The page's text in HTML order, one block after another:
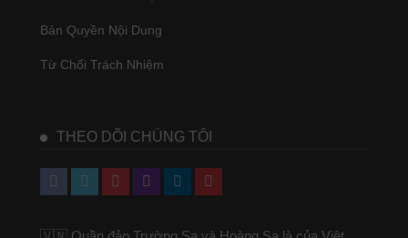
Bản Quyền Nội Dung
Từ Chối Trách Nhiệm
THEO DÕI CHÚNG TÔI